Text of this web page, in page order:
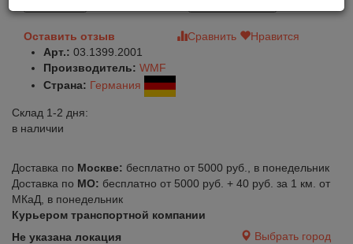
Оставить отзыв Сравнить
Нравится
Арт.: 03.1399.2001
Производитель: WMF
Страна: Германия
Склад 1-2 дня:
в наличии
Доставка по Москве: бесплатно от 5000 руб., в понедельник
Доставка по МО: бесплатно от 5000 руб. + 40 руб. за 1 км. от
МКаД, в понедельник
Курьером транспортной компании
Не указана локация
Выбрать город